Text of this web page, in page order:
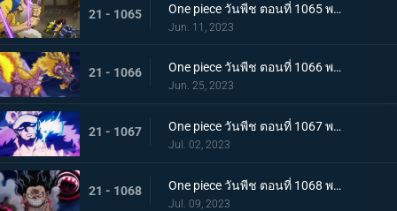
21 - 1065 One piece วันพีช ตอนที่ 1065 พากย์ไทย พันธมิตรล่มสลาย ความมุ่งมั่นของยุคสมัยใหม่จงลุกโชน
Jun. 11, 2023
21 - 1066 One piece วันพีช ตอนที่ 1066 พากย์ไทย ตัวเอกมาแล้ว สุดยอดท่าจากคลื่นและแม่เหล็ก
Jun. 25, 2023
21 - 1067 One piece วันพีช ตอนที่ 1067 พากย์ไทย สู่ยุคสมัยใหม่ บทสรุปความมุ่งมั่นของพวกเด็กเหลือขอ
Jul. 02, 2023
21 - 1068 One piece วันพีช ตอนที่ 1068 พากย์ไทย เจ้าหญิงจันทราดังก้อง ฉากสุดท้ายของแคว้นวาโนะ
Jul. 09, 2023